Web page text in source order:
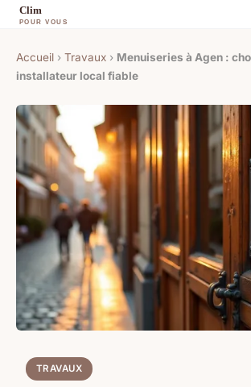
Accueil › Travaux › Menuiseries à Agen :
installateur local fiable
TRAVAUX